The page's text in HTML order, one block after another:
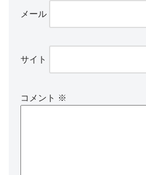
メール
サイト
コメント ※